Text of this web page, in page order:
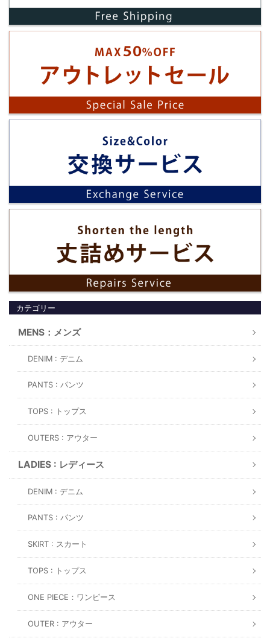
カテゴリー
MENS：メンズ
DENIM : デニム
PANTS : パンツ
TOPS : トップス
OUTERS : アウター
LADIES : レディース
DENIM : デニム
PANTS : パンツ
SKIRT : スカート
TOPS : トップス
ONE PIECE：ワンピース
OUTER : アウター